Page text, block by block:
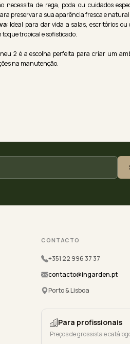
necessita de rega, poda ou cuidados
preservar a sua aparência fresca e natural.
: Ideal para dar vida a salas, escritórios
toque tropical e sofisticado.
2 é a escolha perfeita para criar um
na manutenção.
CONTACTO
+351 22 996 37 37
contacto@ingarden.pt
Porto & Lisboa
Para profissionais
Preços de grossista e